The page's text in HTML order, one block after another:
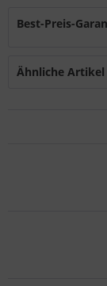
Best-Preis-
Ähnliche Artikel